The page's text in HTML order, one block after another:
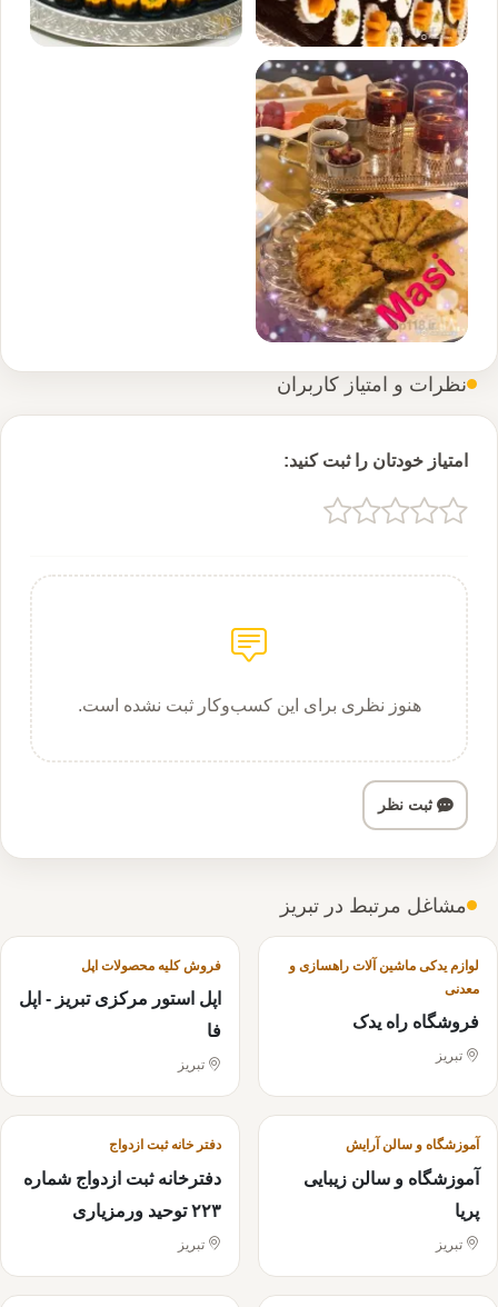
نظرات و امتیاز کاربران
امتیاز خودتان را ثبت کنید:
هنوز نظری برای این کسب‌وکار ثبت نشده است.
ثبت نظر
مشاغل مرتبط در تبریز
لوازم یدکی ماشین آلات راهسازی و
معدنی
فروشگاه راه یدک
تبریز
فروش کلیه محصولات اپل
اپل استور مرکزی تبریز - اپل
فا
تبریز
آموزشگاه و سالن آرایش
آموزشگاه و سالن زیبایی
پریا
تبریز
دفتر خانه ثبت ازدواج
دفترخانه ثبت ازدواج شماره
۲۲۳ توحید ورمزیاری
تبریز